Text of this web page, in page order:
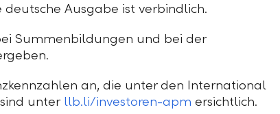
deutsche Ausgabe ist verbindlich.
Summenbildungen und bei der
an, die unter den International
unter llb.li/investoren-apm ersichtlich.